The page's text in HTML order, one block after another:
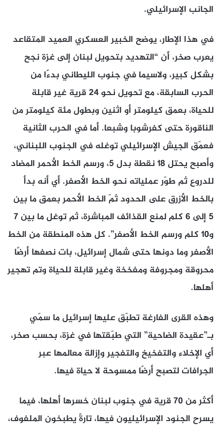
الجانب الإسرائيلي.
في هذا الإطار، يوضح الخبير العسكري العميد المتقاعد
يعرب صخر، أن “التهديد بتحويل لبنان إلى غزة نجح
بشكل كبير، ولاسيما في جنوب الليطاني بدءًا من
الحرب السابقة، مع تحويل نحو 24 قرية غير قابلة
للحياة، بعمق كيلومتر أو اثنين وبطول مئة كيلومتر من
الناقورة حتى كفرشوبا وشبعا. أما في الحرب الثانية
فعمّق الجيش الإسرائيلي توغله في الجنوب اللبناني،
وأصبح يحتل 18 نقطة بدل 5، ورسم الخط الأحمر المضاد
للدروع ثم طوّر عملياته نحو الخط الأصفر. أي أنه بدأ
بالخط الأزرق على الحدود ثمّ الخط الأحمر بعمق ما بين
5 إلى 6 كلم لمنع القذائف المباشرة، ثم توغل ما بين 7
و10 كلم ورسم الخط الأصفر”. كل هذه المنطقة من الخط
الأصفر وما دونها حتى شمال إسرائيل، بات نصفها أرضًا
محروقة ومجروفة ومفخخة وغير قابلة للحياة وتم تهجير
أهلها.
وهذه القرى الفارغة تطبّق عليها إسرائيل ما سمّي
بـ”عقيدة الضاحية” التي طبّقتها في غزة، بحسب صخر،
أي الإخلاء والتفخيخ والتفجير وإزالة معالمها عبر
الجرافات لتصبح أرضًا ممسوحة لا حياة فيها.
أكثر من 70 قرية في جنوب لبنان خسرها أهلها، فيما
يسرح الجنود الإسرائيليون فيها، تارةً يطبخون الملفوف،